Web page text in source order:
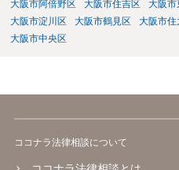
大阪市阿倍野区
大阪市住吉区 大阪市
大阪市淀川区
大阪市鶴見区 大阪市住
大阪市中央区
ココナラ法律相談について